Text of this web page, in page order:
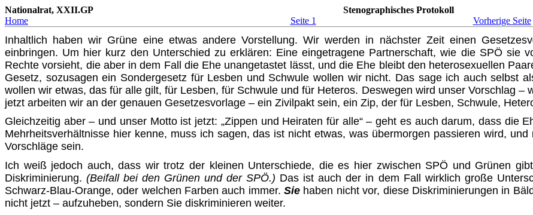
Nationalrat, XXII.GP Stenographisches Protokoll
Home
Seite 1 Vorherige Seite
Inhaltlich haben wir Grüne eine etwas andere Vorstellung. Wir werden in nächster Zeit einen
einbringen. Um hier kurz den Unterschied zu erklären: Eine eingetragene Partnerschaft, wie die SPÖ sie
Rechte vorsieht, die aber in dem Fall die Ehe unangetastet lässt, und die Ehe bleibt den heterosexuellen
Gesetz, sozusagen ein Sonder­gesetz für Lesben und Schwule wollen wir nicht. Das sage ich auch selbst
wollen wir etwas, das für alle gilt, für Lesben, für Schwule und für Heteros. Deswegen wird unser Vorschlag –
jetzt arbeiten wir an der genauen Geset­zesvorlage – ein Zivilpakt sein, ein Zip, der für Lesben, Schwule,
Gleichzeitig aber – und unser Motto ist jetzt: „Zippen und Heiraten für alle“ – geht es auch darum, dass die
Mehr­heitsverhältnisse hier kenne, muss ich sagen, das ist nicht etwas, was übermorgen passieren wird,
Vor­schläge sein.
Ich weiß jedoch auch, dass wir trotz der kleinen Unterschiede, die es hier zwischen SPÖ und Grünen
Diskrimi­nierung.(Beifall bei den Grünen und der SPÖ.) Das ist auch der in dem Fall wirklich große
Schwarz-Blau-Orange, oder welchen Farben auch immer.Sie haben nicht vor, diese Diskriminie­rungen in
nicht jetzt – aufzuheben, sondern Sie diskriminieren weiter.